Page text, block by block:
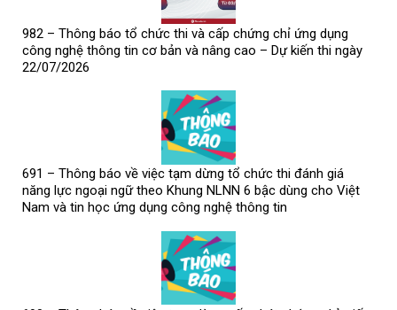
982 – Thông báo tổ chức thi và cấp chứng chỉ ứng dụng
công nghệ thông tin cơ bản và nâng cao – Dự kiến thi ngày
22/07/2026
691 – Thông báo về việc tạm dừng tổ chức thi đánh giá
năng lực ngoại ngữ theo Khung NLNN 6 bậc dùng cho Việt
Nam và tin học ứng dụng công nghệ thông tin